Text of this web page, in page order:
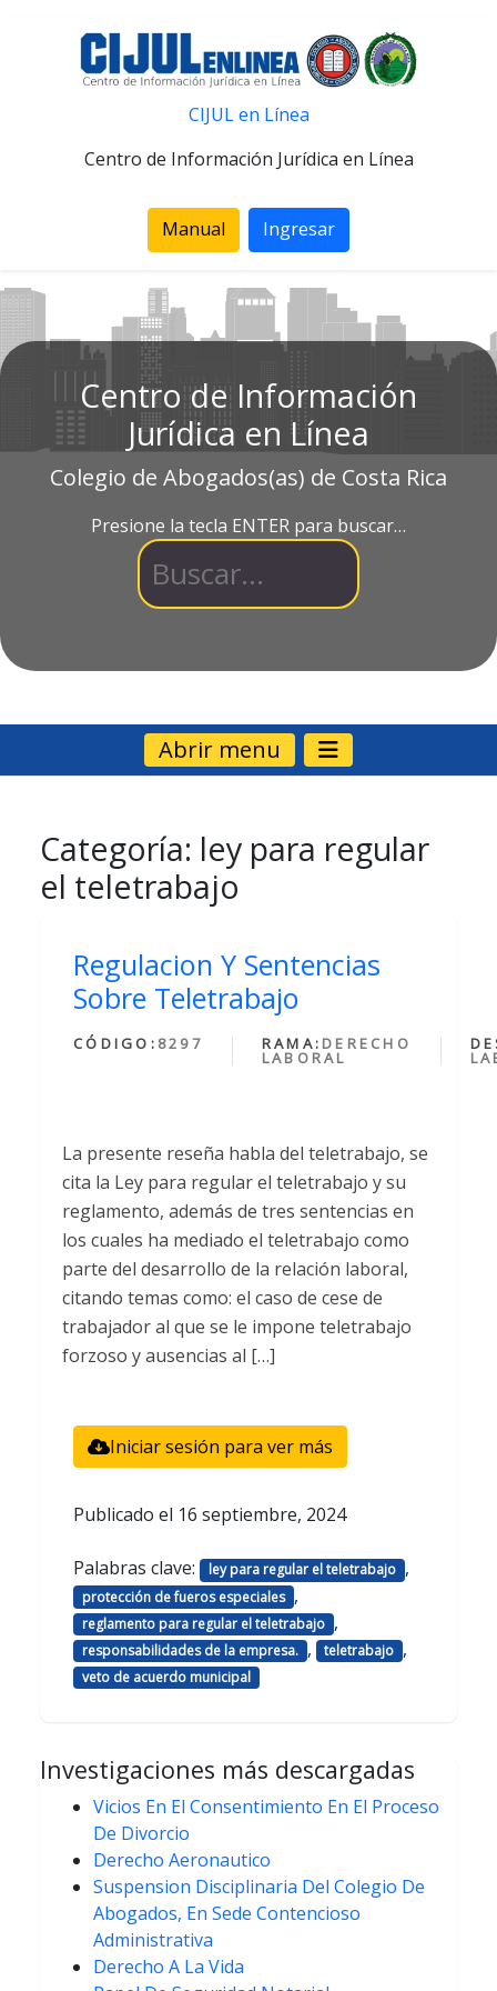
CIJUL en Línea
Centro de Información Jurídica en Línea
Manual Ingresar
Centro de Información
Jurídica en Línea
Colegio de Abogados(as) de Costa Rica
Presione la tecla ENTER para buscar…
Abrir menu
Categoría: ley para regular
el teletrabajo
Regulacion Y Sentencias
Sobre Teletrabajo
CÓDIGO: 8297 RAMA: DERECHO
LABORAL
La presente reseña habla del teletrabajo, se
cita la Ley para regular el teletrabajo y su
reglamento, además de tres sentencias en
los cuales ha mediado el teletrabajo como
parte del desarrollo de la relación laboral,
citando temas como: el caso de cese de
trabajador al que se le impone teletrabajo
forzoso y ausencias al […]
Iniciar sesión para ver más
Publicado el 16 septiembre, 2024
Palabras clave: ley para regular el teletrabajo ,
protección de fueros especiales ,
reglamento para regular el teletrabajo ,
responsabilidades de la empresa. , teletrabajo ,
veto de acuerdo municipal
Investigaciones más descargadas
Vicios En El Consentimiento En El Proceso
De Divorcio
Derecho Aeronautico
Suspension Disciplinaria Del Colegio De
Abogados, En Sede Contencioso
Administrativa
Derecho A La Vida